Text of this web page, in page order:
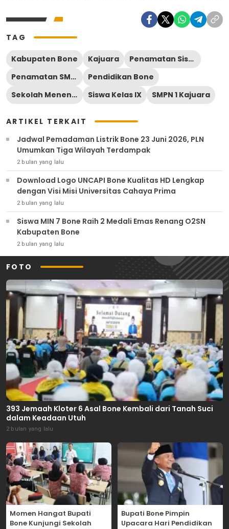
TAG
Kabupaten Bone Kajuara
Penamatan Siswa 2026
Penamatan SMPN 1 Kajuara 2026
Pendidikan Bone
Sekolah Menengah Pertama
Siswa Kelas IX SMPN 1 Kajuara
ARTIKEL TERKAIT
Jadwal Pemadaman Listrik Bone 23 Juni 2026, PLN
Umumkan Tiga Wilayah Terdampak
2 bulan yang lalu
Download Logo UNCAPI Bone Kualitas HD Lengkap
dengan Visi Misi Universitas Cahaya Prima
2 bulan yang lalu
Siswa MIN 7 Bone Raih 2 Medali Emas Renang O2SN
Kabupaten Bone
2 bulan yang lalu
FOTO
393 Jemaah Kloter 6 Asal Bone Kembali dari Tanah Suci
dalam Keadaan Utuh
2 bulan yang lalu
Momen Hangat Bupati
Bone Kunjungi Sekolah
Bupati Bone Pimpin
Upacara Hari Pendidikan